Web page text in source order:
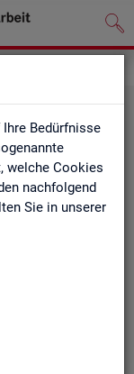
Bedürfnisse
welche Cookies
nachfolgend
Sie in unserer